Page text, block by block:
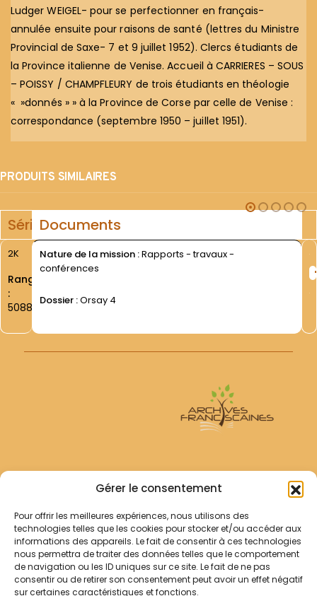
Gérer le consentement
Pour offrir les meilleures expériences, nous utilisons des
technologies telles que les cookies pour stocker et/ou accéder aux
informations des appareils. Le fait de consentir à ces technologies
nous permettra de traiter des données telles que le comportement
de navigation ou les ID uniques sur ce site. Le fait de ne pas
consentir ou de retirer son consentement peut avoir un effet négatif
sur certaines caractéristiques et fonctions.
Ludger WEIGEL- pour se perfectionner en français-
annulée ensuite pour raisons de santé (lettres du Ministre
Provincial de Saxe- 7 et 9 juillet 1952). Clercs étudiants de
la Province italienne de Venise. Accueil à CARRIERES – SOUS
– POISSY / CHAMPFLEURY de trois étudiants en théologie
« »donnés » » à la Province de Corse par celle de Venise :
correspondance (septembre 1950 – juillet 1951).
PRODUITS SIMILAIRES
SérieDocuments
2K
Rang
:
5088
Nature de la mission :Rapports - travaux -
conférences
Dossier :Orsay 4
Archives Franciscaines
RECHERCHER
Comment chercher ?
Les archives
Notre démarche